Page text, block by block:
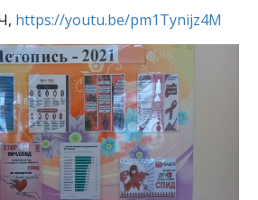
https://youtu.be/pm1Tynijz4M